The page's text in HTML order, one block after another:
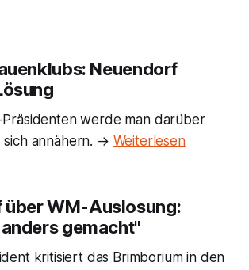
Neuendorf
Präsidenten werde man darüber
annähern. → Weiterlesen
über WM-Auslosung:
gemacht"
kritisiert das Brimborium in den